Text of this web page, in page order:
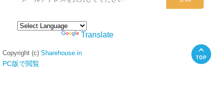
Translate
Copyright (c) Sharehouse.in
PC版で閲覧